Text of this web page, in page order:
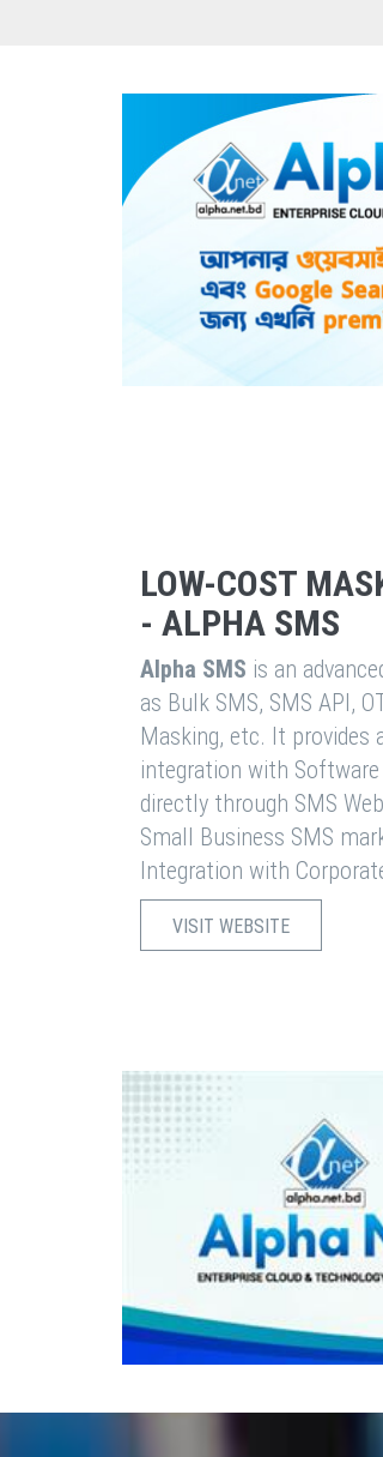
LOW-COST
- ALPHA SMS
Alpha SMS is an
as Bulk SMS, SMS API,
Masking, etc. It provides
integration with
directly through SMS
Small Business SMS
Integration with
VISIT WEBSITE